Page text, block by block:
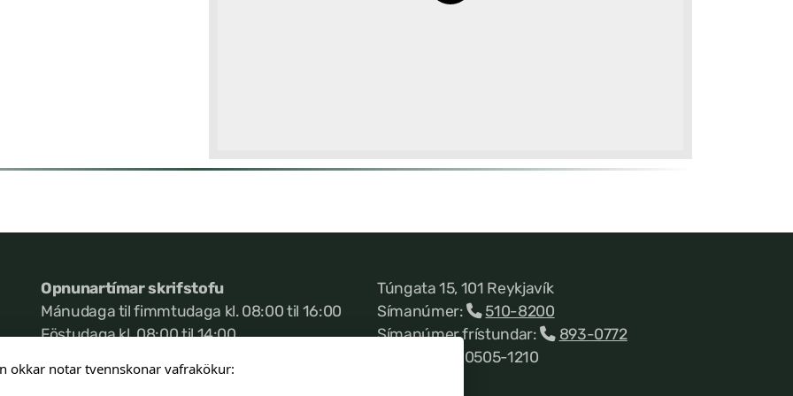
Opnunartímar skrifstofu
Mánudaga til fimmtudaga kl. 08:00 til 16:00
Föstudaga kl. 08:00 til 14:00
Túngata 15, 101 Reykjavík
Símanúmer:
510-8200
Símanúmer frístundar:
893-0772
Kennitala 660505-1210
okkar notar tvennskonar vafrakökur: